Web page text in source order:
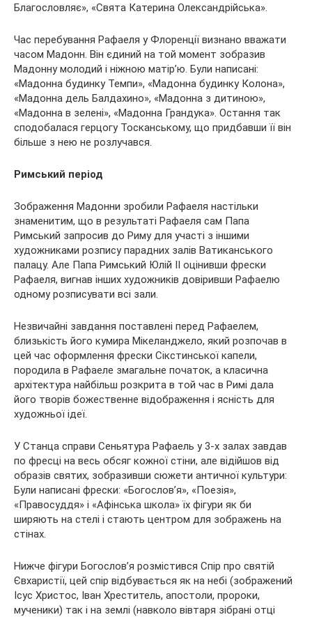
Благословляє», «Свята Катерина Олександрійська».
Час перебування Рафаеля у Флоренції визнано вважати
часом Мадонн. Він єдиний на той момент зобразив
Мадонну молодий і ніжною матір’ю. Були написані:
«Мадонна будинку Темпи», «Мадонна будинку Колона»,
«Мадонна дель Балдахино», «Мадонна з дитиною»,
«Мадонна в зелені», «Мадонна Грандука». Остання так
сподобалася герцогу Тосканському, що придбавши її він
більше з нею не розлучався.
Римський період
Зображення Мадонни зробили Рафаеля настільки
знаменитим, що в результаті Рафаеля сам Папа
Римський запросив до Риму для участі з іншими
художниками розпису парадних залів Ватиканського
палацу. Але Папа Римський Юлій II оцінивши фрески
Рафаеля, вигнав інших художників довіривши Рафаелю
одному розписувати всі зали.
Незвичайні завдання поставлені перед Рафаелем,
близькість його кумира Мікеланджело, який розпочав в
цей час оформлення фрески Сікстинської капели,
породила в Рафаеле змагальне початок, а класична
архітектура найбільш розкрита в той час в Римі дала
його творів божественне відображення і ясність для
художньої ідеї.
У Станца справи Сеньятура Рафаель у 3-х залах завдав
по фресці на весь обсяг кожної стіни, але відійшов від
образів святих, зобразивши сюжети античної культури:
Були написані фрески: «Богослов’я», «Поезія»,
«Правосуддя» і «Афінська школа» їх фігури як би
ширяють на стелі і стають центром для зображень на
стінах.
Нижче фігури Богослов’я розмістився Спір про святій
Євхаристії, цей спір відбувається як на небі (зображений
Ісус Христос, Іван Хреститель, апостоли, пророки,
мученики) так і на землі (навколо вівтаря зібрані отці